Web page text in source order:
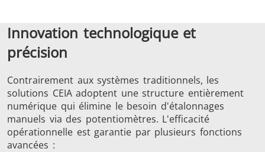
Innovation technologique et
précision
Contrairement aux systèmes traditionnels, les
solutions CEIA adoptent une structure entièrement
numérique qui élimine le besoin d'étalonnages
manuels via des potentiomètres. L'efficacité
opérationnelle est garantie par plusieurs fonctions
avancées :